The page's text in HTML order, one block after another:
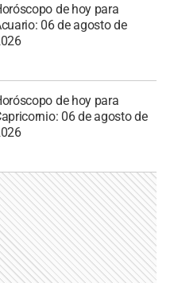
de hoy para
06 de agosto de
de hoy para
06 de agosto de